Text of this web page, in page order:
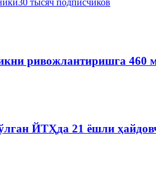
30 тысяч подписчиков
ривожлантиришга
ЙТҲда 21 ёшли